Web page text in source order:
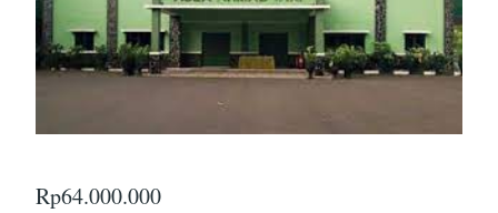
Rp64.000.000